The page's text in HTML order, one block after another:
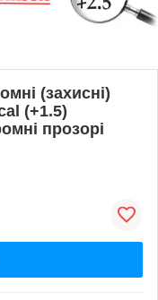
(захисні)
(+1.5)
прозорі